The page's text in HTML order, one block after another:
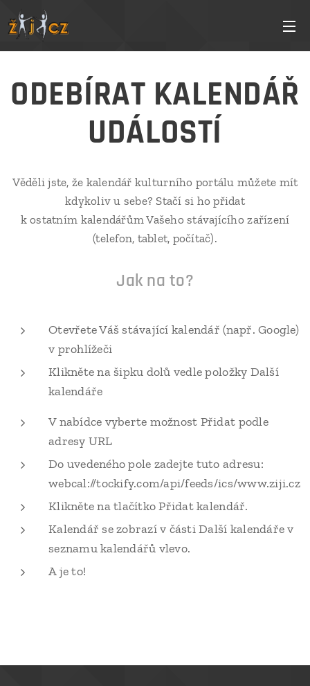
ODEBÍRAT KALENDÁŘ
UDÁLOSTÍ
Věděli jste, že kalendář kulturního portálu můžete mít
kdykoliv u sebe? Stačí si ho přidat
k ostatním kalendářům Vašeho stávajícího zařízení
(telefon, tablet, počítač).
Jak na to?
Otevřete Váš stávající kalendář (např. Google)
v prohlížeči
Klikněte na šipku dolů vedle položky Další
kalendáře
V nabídce vyberte možnost Přidat podle
adresy URL
Do uvedeného pole zadejte tuto adresu:
webcal://tockify.com/api/feeds/ics/www.ziji.cz
Klikněte na tlačítko Přidat kalendář.
Kalendář se zobrazí v části Další kalendáře v
seznamu kalendářů vlevo.
A je to!